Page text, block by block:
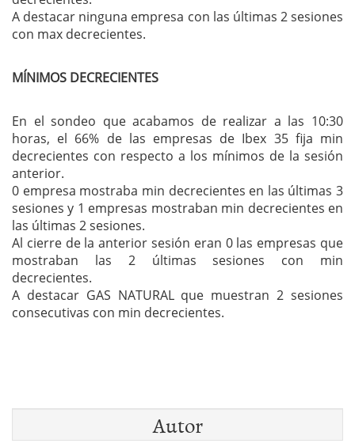
A destacar ninguna empresa con las últimas 2 sesiones
con max decrecientes.
MÍNIMOS DECRECIENTES
En el sondeo que acabamos de realizar a las 10:30
horas, el 66% de las empresas de Ibex 35 fija min
decrecientes con respecto a los mínimos de la sesión
anterior.
0 empresa mostraba min decrecientes en las últimas 3
sesiones y 1 empresas mostraban min decrecientes en
las últimas 2 sesiones.
Al cierre de la anterior sesión eran 0 las empresas que
mostraban las 2 últimas sesiones con min
decrecientes.
A destacar GAS NATURAL que muestran 2 sesiones
consecutivas con min decrecientes.
Autor